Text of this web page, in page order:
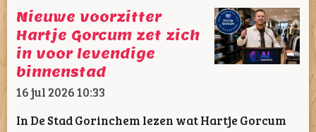
Nieuwe voorzitter
Hartje Gorcum zet zich
in voor levendige
binnenstad
16 jul 202610:33
In De Stad Gorinchem lezen wat Hartje Gorcum